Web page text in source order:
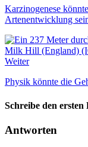
Karzinogenese
Artenentwicklung
Weiter
Physik könnte die
Schreibe den
Antworten